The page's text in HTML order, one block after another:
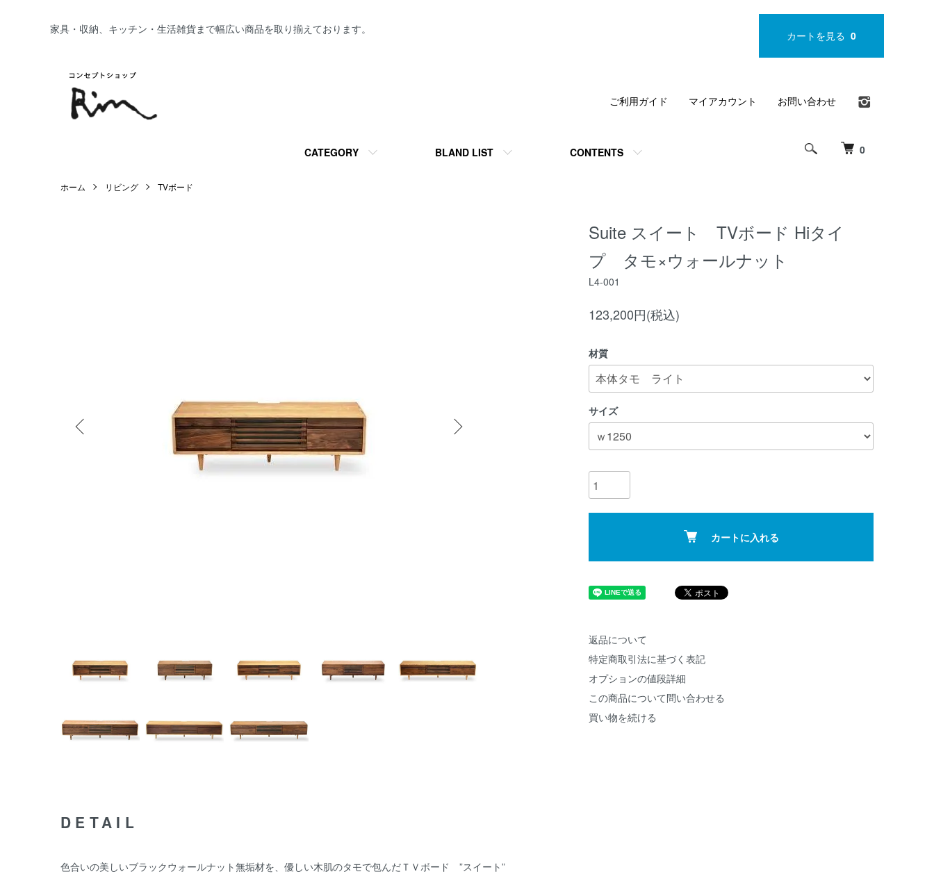
家具・収納、キッチン・生活雑貨まで幅広い商品を取り揃えております。 カートを見る 0
0
CATEGORY BLAND LIST CONTENTS
ご利用ガイド マイアカウント お問い合わせ
ホーム リビング TVボード
Suite スイート TVボード Hiタイ
プ タモ×ウォールナット
L4-001
123,200円(税込)
材質
サイズ
カートに入れる
返品について
特定商取引法に基づく表記
オプションの値段詳細
この商品について問い合わせる
買い物を続ける
DETAIL
色合いの美しいブラックウォールナット無垢材を、優しい木肌のタモで包んだＴＶボード ”スイート”